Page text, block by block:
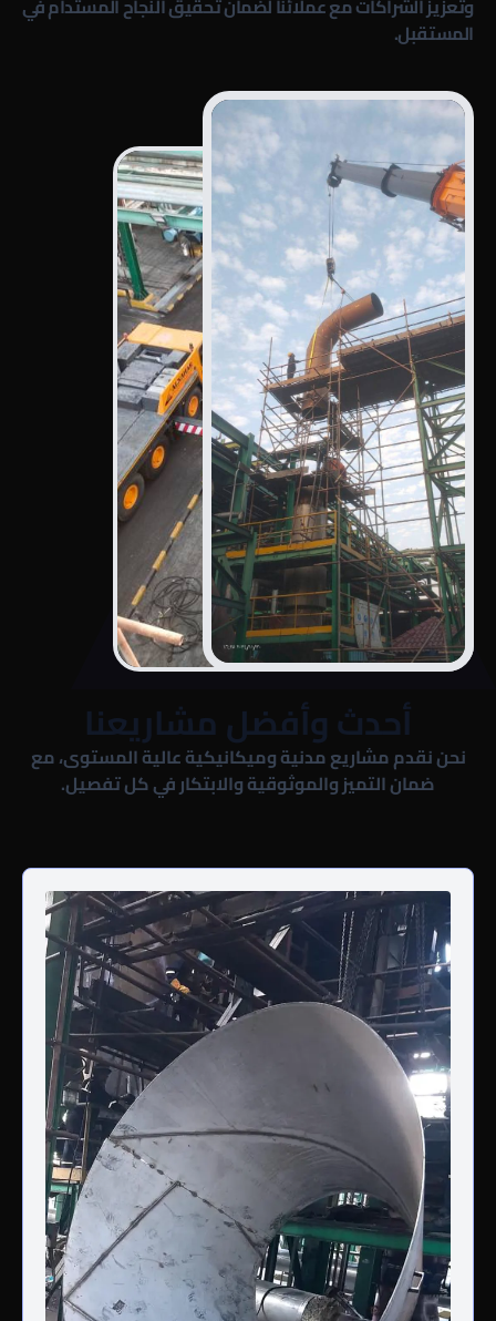
وتعزيز الشراكات مع عملائنا لضمان تحقيق النجاح المستدام في
المستقبل.
أحدث وأفضل مشاريعنا
نحن نقدم مشاريع مدنية وميكانيكية عالية المستوى، مع
ضمان التميز والموثوقية والابتكار في كل تفصيل.